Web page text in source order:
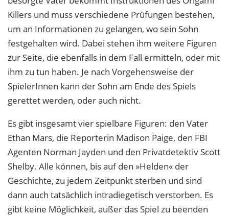
Killers und muss verschiedene Prüfungen bestehen,
um an Informationen zu gelangen, wo sein Sohn
festgehalten wird. Dabei stehen ihm weitere Figuren
zur Seite, die ebenfalls in dem Fall ermitteln, oder mit
ihm zu tun haben. Je nach Vorgehensweise der
SpielerInnen kann der Sohn am Ende des Spiels
gerettet werden, oder auch nicht.
Es gibt insgesamt vier spielbare Figuren: den Vater
Ethan Mars, die Reporterin Madison Paige, den FBI
Agenten Norman Jayden und den Privatdetektiv Scott
Shelby. Alle können, bis auf den »Helden« der
Geschichte, zu jedem Zeitpunkt sterben und sind
dann auch tatsächlich intradiegetisch verstorben. Es
gibt keine Möglichkeit, außer das Spiel zu beenden